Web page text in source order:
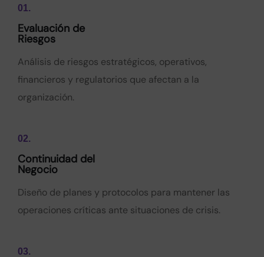
01.
Evaluación de
Riesgos
Análisis de riesgos estratégicos, operativos,
financieros y regulatorios que afectan a la
organización.
02.
Continuidad del
Negocio
Diseño de planes y protocolos para mantener las
operaciones críticas ante situaciones de crisis.
03.